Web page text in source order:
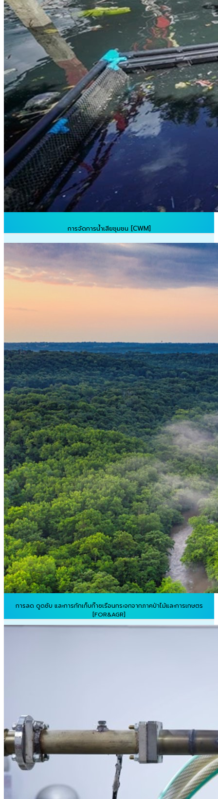
การจัดการน้ำเสียชุมชน [CWM]
การลด ดูดซับ และการกักเก็บก๊าซเรือนกระจกจากภาคป่าไม้และการเกษตร
[FOR&AGR]